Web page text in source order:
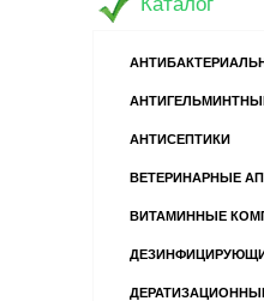
АНТИСЕПТИКИ
ВЕТЕРИНАРНЫЕ
ВИТАМИННЫЕ